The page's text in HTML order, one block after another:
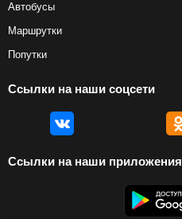
Автобусы
Маршрутки
Попутки
Ссылки на наши соцсети
Ссылки на наши приложения